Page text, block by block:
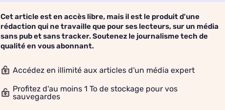
Cet article est en accès libre, mais il est le produit d'une
rédaction qui ne travaille que pour ses lecteurs, sur un média
sans pub et sans tracker. Soutenez le journalisme tech de
qualité en vous abonnant.
Accédez en illimité aux articles d'un média expert
Profitez d'au moins 1 To de stockage pour vos
sauvegardes